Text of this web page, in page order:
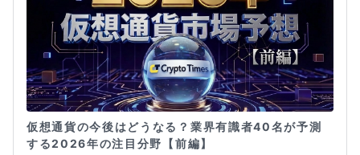
仮想通貨の今後はどうなる？業界有識者40名が予測
する2026年の注目分野【前編】